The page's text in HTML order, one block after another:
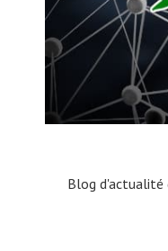
Blog d'actualité